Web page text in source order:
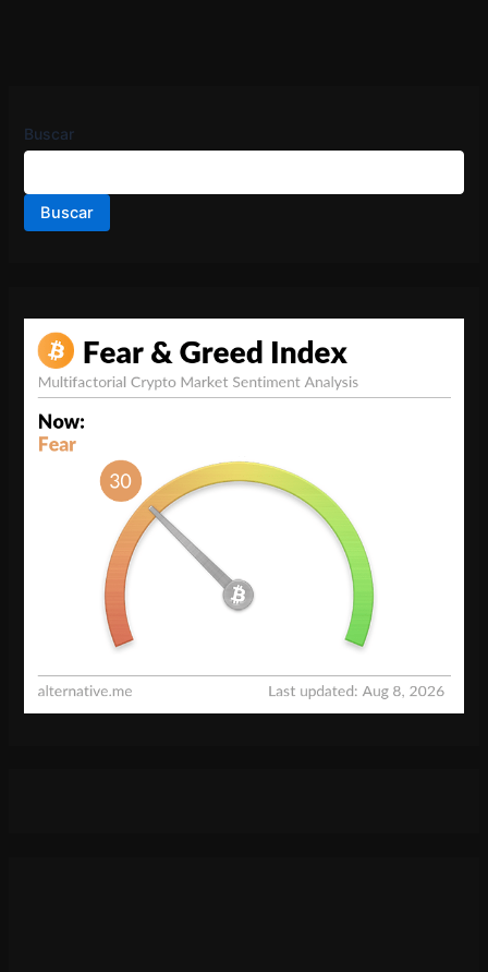
Buscar
Buscar